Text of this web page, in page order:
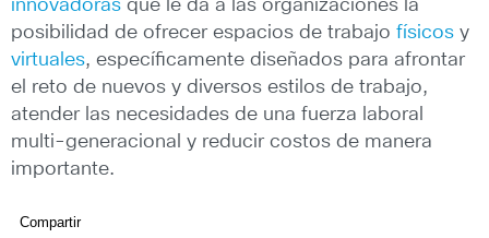
innovadoras que le da a las organizaciones la
posibilidad de ofrecer espacios de trabajo físicos y
virtuales, específicamente diseñados para afrontar
el reto de nuevos y diversos estilos de trabajo,
atender las necesidades de una fuerza laboral
multi-generacional y reducir costos de manera
importante.
Compartir